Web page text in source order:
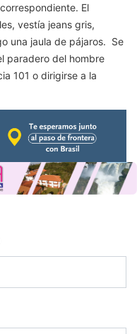
El
vestía jeans gris,
una jaula de pájaros. Se
paradero del hombre
101 o dirigirse a la